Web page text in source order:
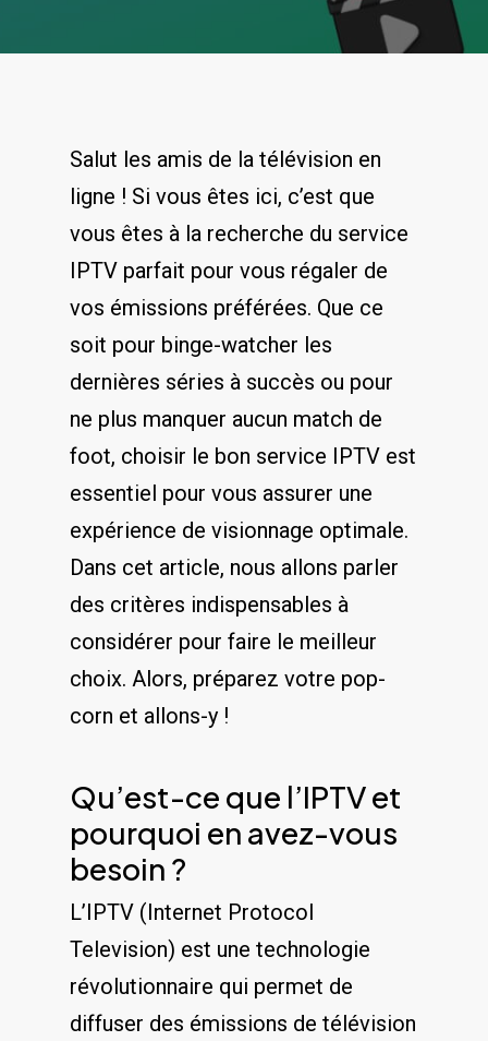
Salut les amis de‌ la télévision en
⁣ligne⁣ ! Si ⁣vous‍ êtes ‌ici, c’est que
vous êtes à la recherche ⁣du service
IPTV parfait pour vous régaler de
vos émissions préférées.⁣ Que ce
soit pour binge-watcher les
dernières séries à succès ou ⁤pour
ne plus⁢ manquer aucun‍ match de
foot, choisir le bon service IPTV est⁣
essentiel pour vous assurer une
expérience de visionnage⁢ optimale.
Dans cet⁤ article, nous allons parler
des critères ⁣indispensables à
considérer pour ⁤faire le meilleur
choix. ‌Alors, ‌préparez votre pop-
corn et allons-y !
Qu’est-ce que l’IPTV ‌et
pourquoi en avez-vous
‌besoin ?
L’IPTV (Internet Protocol
Television) est une technologie
révolutionnaire qui permet de
‌diffuser des ‌émissions de télévision